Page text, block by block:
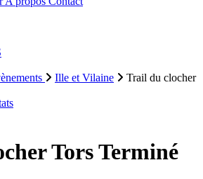
Ille et Vilaine
Trail du clocher
TorsTerminé